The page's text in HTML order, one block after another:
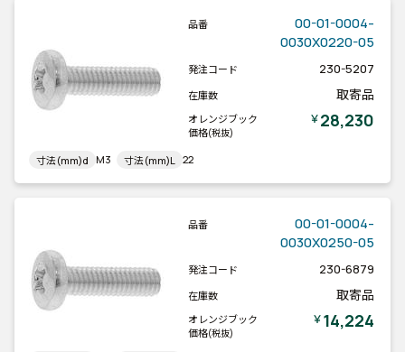
品番
00-01-0004-
0030X0220-05
発注コード 230-5207
在庫数 取寄品
オレンジブック
価格(税抜)
￥28,230
寸法(mm)d M3 寸法(mm)L 22
品番
00-01-0004-
0030X0250-05
発注コード 230-6879
在庫数 取寄品
オレンジブック
価格(税抜)
￥14,224